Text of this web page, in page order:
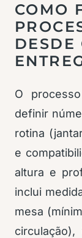
COMO
DESDE
O
definir
rotina
e
altura e
inclui
mesa